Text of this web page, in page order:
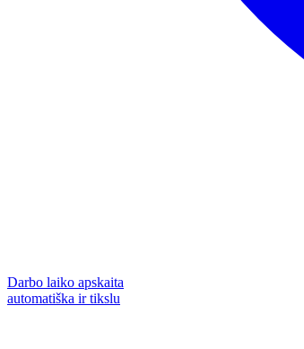
Darbo laiko apskaita
automatiška ir tikslu